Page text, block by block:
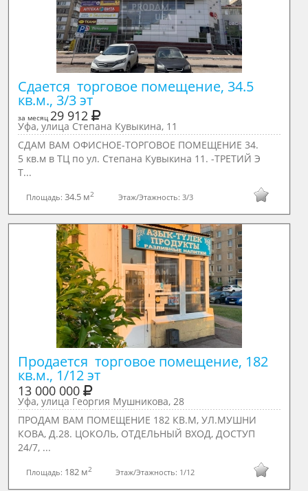
Сдается  торговое помещение, 34.5
кв.м., 3/3 эт
за месяц 29 912
Уфа, улица Степана Кувыкина, 11
СДАМ ВАМ ОФИСНОЕ-ТОРГОВОЕ ПОМЕЩЕНИЕ 34.
5 кв.м в ТЦ по ул. Степана Кувыкина 11. -ТРЕТИЙ Э
Т...
Площадь:34.5 м2 Этаж/Этажность: 3/3
Продается  торговое помещение, 182
кв.м., 1/12 эт
13 000 000
Уфа, улица Георгия Мушникова, 28
ПРОДАМ ВАМ ПОМЕЩЕНИЕ 182 КВ.М, УЛ.МУШНИ
КОВА, Д.28. ЦОКОЛЬ, ОТДЕЛЬНЫЙ ВХОД, ДОСТУП
24/7, ...
Площадь: 182 м2 Этаж/Этажность: 1/12